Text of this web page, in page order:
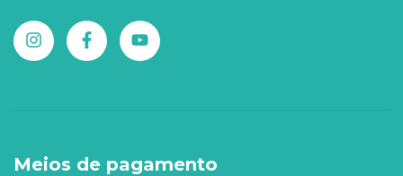
Meios de pagamento